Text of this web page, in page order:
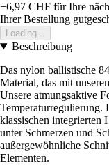
+6,97 CHF für Ihre
Ihrer Bestellung
Loading...
Beschreibung
Das nylon ballistische
Material, das mit
Unsere atmungsaktive
Temperaturregulierung.
klassischen integrierten
unter Schmerzen und
außergewöhnliche
Elementen.